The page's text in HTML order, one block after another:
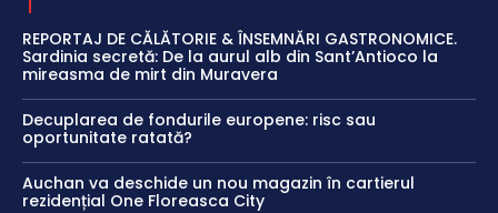
REPORTAJ DE CĂLĂTORIE & ÎNSEMNĂRI GASTRONOMICE.
Sardinia secretă: De la aurul alb din Sant’Antioco la
mireasma de mirt din Muravera
Decuplarea de fondurile europene: risc sau
oportunitate ratată?
Auchan va deschide un nou magazin în cartierul
rezidențial One Floreasca City